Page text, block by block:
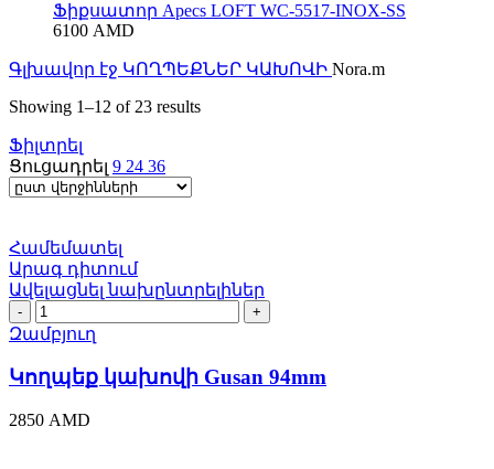
Ֆիքսատոր Apecs LOFT WC-5517-INOX-SS
6100 AMD
Գլխավոր էջ ԿՈՂՊԵՔՆԵՐ ԿԱԽՈՎԻ Nora.m
Showing 1–12 of 23 resultsSorted
Ֆիլտրել
Ցուցադրել 9 24 36
Համեմատել
Արագ դիտում
Ավելացնել նախընտրելիներ
Կողպեք
կախովի
Gusan
94mm
quantity
Զամբյուղ
Կողպեք կախովի Gusan 94mm
2850 AMD